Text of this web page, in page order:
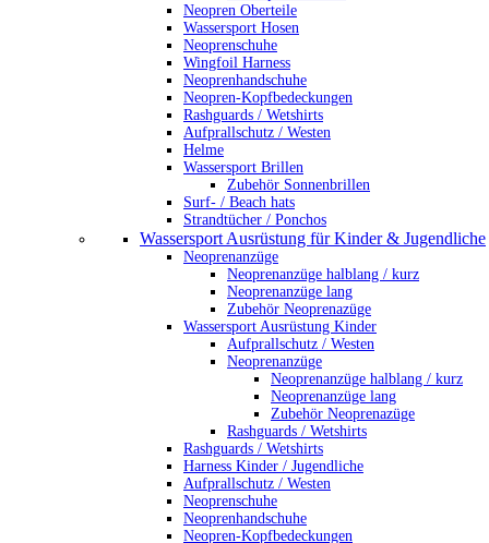
Neopren Oberteile
Wassersport Hosen
Neoprenschuhe
Wingfoil Harness
Neoprenhandschuhe
Neopren-Kopfbedeckungen
Rashguards / Wetshirts
Aufprallschutz / Westen
Helme
Wassersport Brillen
Zubehör Sonnenbrillen
Surf- / Beach hats
Strandtücher / Ponchos
Wassersport Ausrüstung für Kinder & Jugendliche
Neoprenanzüge
Neoprenanzüge halblang / kurz
Neoprenanzüge lang
Zubehör Neoprenazüge
Wassersport Ausrüstung Kinder
Aufprallschutz / Westen
Neoprenanzüge
Neoprenanzüge halblang / kurz
Neoprenanzüge lang
Zubehör Neoprenazüge
Rashguards / Wetshirts
Rashguards / Wetshirts
Harness Kinder / Jugendliche
Aufprallschutz / Westen
Neoprenschuhe
Neoprenhandschuhe
Neopren-Kopfbedeckungen